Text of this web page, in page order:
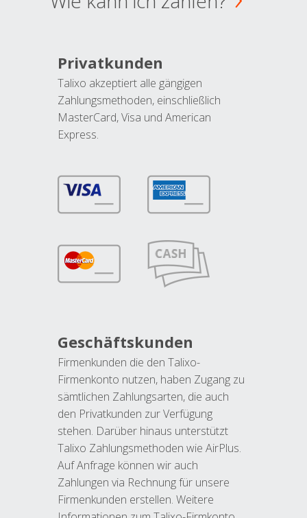
Privatkunden
Talixo akzeptiert alle gängigen
Zahlungsmethoden, einschließlich
MasterCard, Visa und American
Express.
Geschäftskunden
Firmenkunden die den Talixo-
Firmenkonto nutzen, haben Zugang zu
sämtlichen Zahlungsarten, die auch
den Privatkunden zur Verfügung
stehen. Darüber hinaus unterstützt
Talixo Zahlungsmethoden wie AirPlus.
Auf Anfrage können wir auch
Zahlungen via Rechnung für unsere
Firmenkunden erstellen. Weitere